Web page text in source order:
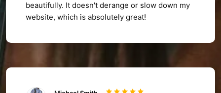
beautifully. It doesn't derange or slow down my
website, which is absolutely great!